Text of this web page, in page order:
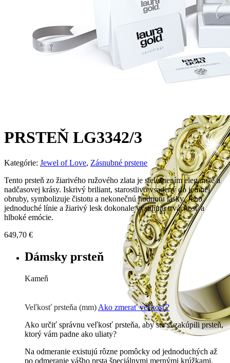
PRSTEŇ LG3342/3
Kategórie: Jewel of Love, Zásnubné prstene
Tento prsteň zo žiarivého ružového zlata je stelesnením elegancie a
nadčasovej krásy. Iskrivý briliant, starostlivo vsadený do jemnej
obruby, symbolizuje čistotu a nekonečnú hodnotu lásky. Jeho
jednoduché línie a žiarivý lesk dokonale vystihujú trvácnosť a
hlboké emócie.
649,70 €
Dámsky prsteň
Kameň
Briliant G-H/Si1-2
510
€
Veľkosť prsteňa (mm) Ako zmerať veľkosť?
Ako určiť správnu veľkosť prsteňa, aby ste si zakúpili prsteň,
ktorý vám padne ako uliaty?
Na odmeranie existujú rôzne pomôcky od jednoduchých až
po odmeranie vášho prsta špeciálnymi mernými krúžkami.